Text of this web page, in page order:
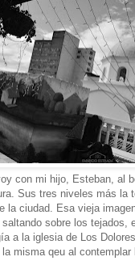
con mi hijo, Esteban, al
Sus tres niveles más la
la ciudad. Esa vieja
sobre los tejados,
a la iglesia de Los
misma qeu al contemplar